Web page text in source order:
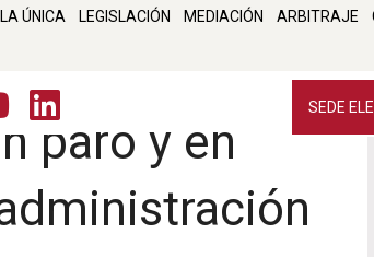
ÚNICA LEGISLACIÓN MEDIACIÓN ARBITRAJE
SEDE
paro y en